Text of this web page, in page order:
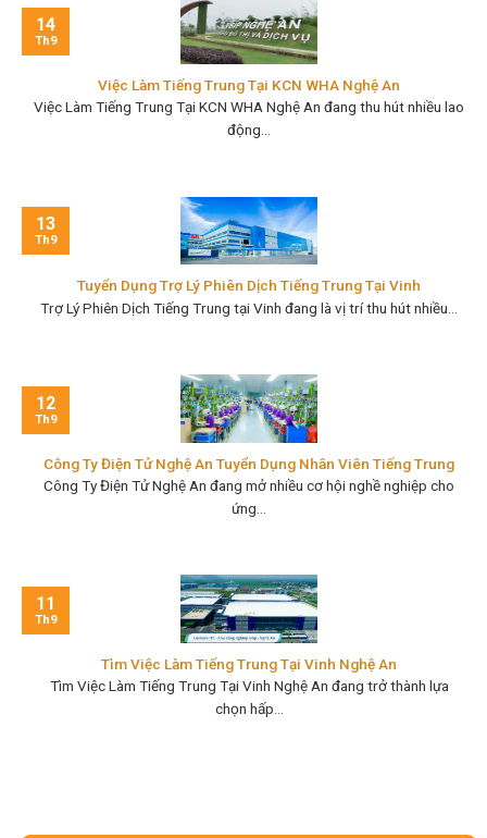
Việc Làm Tiếng Trung Tại KCN WHA Nghệ An
Việc Làm Tiếng Trung Tại KCN WHA Nghệ An đang thu hút nhiều lao
động...
14
Th9
Tuyển Dụng Trợ Lý Phiên Dịch Tiếng Trung Tại Vinh
Trợ Lý Phiên Dịch Tiếng Trung tại Vinh đang là vị trí thu hút nhiều...
13
Th9
Công Ty Điện Tử Nghệ An Tuyển Dụng Nhân Viên Tiếng Trung
Công Ty Điện Tử Nghệ An đang mở nhiều cơ hội nghề nghiệp cho
ứng...
12
Th9
Tìm Việc Làm Tiếng Trung Tại Vinh Nghệ An
Tìm Việc Làm Tiếng Trung Tại Vinh Nghệ An đang trở thành lựa
chọn hấp...
11
Th9